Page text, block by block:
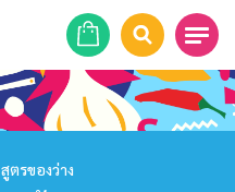
สูตรของว่าง